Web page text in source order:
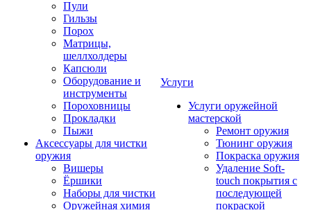
Пули
Гильзы
Порох
Матрицы,
шеллхолдеры
Капсюли
Оборудование и
инструменты
Пороховницы
Прокладки
Пыжи
Аксессуары для чистки
оружия
Вишеры
Ёршики
Наборы для чистки
Оружейная химия
Услуги
Услуги оружейной
мастерской
Ремонт оружия
Тюнинг оружия
Покраска оружия
Удаление Soft-
touch покрытия с
последующей
покраской